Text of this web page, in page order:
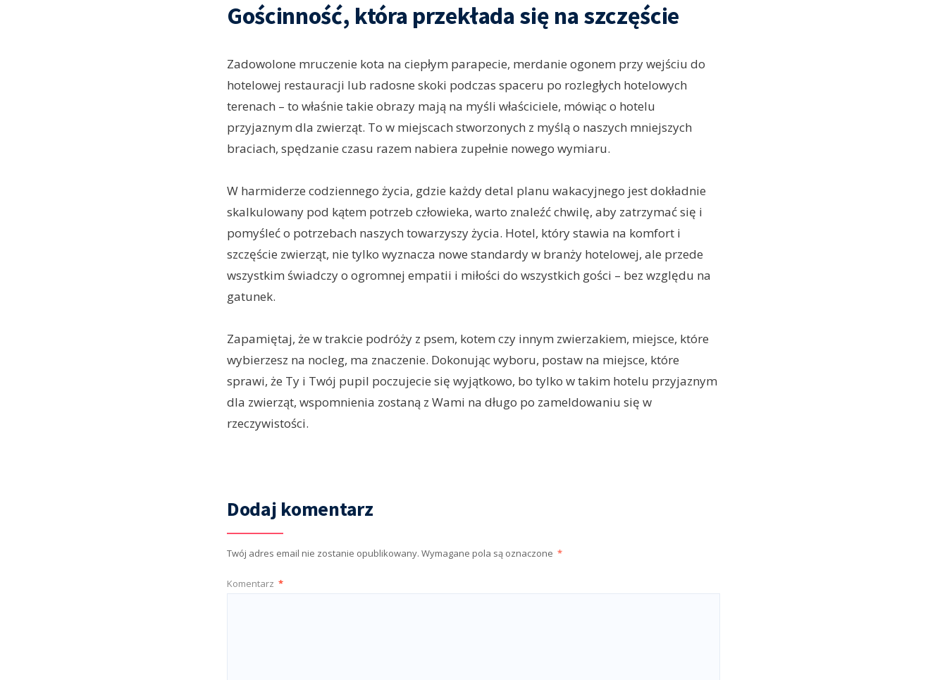
Gościnność, która przekłada się na szczęście
Zadowolone mruczenie kota na ciepłym parapecie, merdanie ogonem przy wejściu do
hotelowej restauracji lub radosne skoki podczas spaceru po rozległych hotelowych
terenach – to właśnie takie obrazy mają na myśli właściciele, mówiąc o hotelu
przyjaznym dla zwierząt. To w miejscach stworzonych z myślą o naszych mniejszych
braciach, spędzanie czasu razem nabiera zupełnie nowego wymiaru.
W harmiderze codziennego życia, gdzie każdy detal planu wakacyjnego jest dokładnie
skalkulowany pod kątem potrzeb człowieka, warto znaleźć chwilę, aby zatrzymać się i
pomyśleć o potrzebach naszych towarzyszy życia. Hotel, który stawia na komfort i
szczęście zwierząt, nie tylko wyznacza nowe standardy w branży hotelowej, ale przede
wszystkim świadczy o ogromnej empatii i miłości do wszystkich gości – bez względu na
gatunek.
Zapamiętaj, że w trakcie podróży z psem, kotem czy innym zwierzakiem, miejsce, które
wybierzesz na nocleg, ma znaczenie. Dokonując wyboru, postaw na miejsce, które
sprawi, że Ty i Twój pupil poczujecie się wyjątkowo, bo tylko w takim hotelu przyjaznym
dla zwierząt, wspomnienia zostaną z Wami na długo po zameldowaniu się w
rzeczywistości.
Dodaj komentarz
Twój adres email nie zostanie opublikowany. Wymagane pola są oznaczone *
Komentarz *